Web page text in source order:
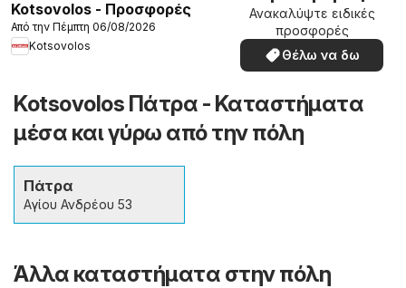
Kotsovolos - Προσφορές
Από την Πέμπτη 06/08/2026
Kotsovolos
Ανακαλύψτε ειδικές
προσφορές
Θέλω να δω
Kotsovolos Πάτρα - Καταστήματα
μέσα και γύρω από την πόλη
Πάτρα
Αγίου Ανδρέου 53
Άλλα καταστήματα στην πόλη